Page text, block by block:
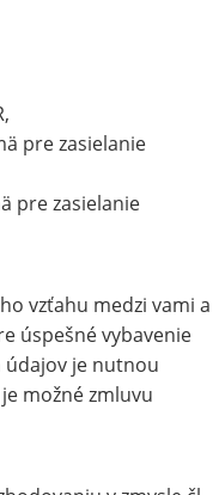
pre zasielanie
pre zasielanie
vzťahu medzi vami a
úspešné vybavenie
údajov je nutnou
možné zmluvu